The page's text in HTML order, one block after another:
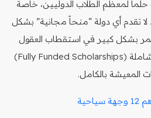
حلماً لمعظم الطلاب الدوليين، خاصة
لا تقدم أي دولة “منحاً مجانية” بشكل
بشكل كبير في استقطاب العقول
المتميزة عبر برامج تمويلية شاملة (Fully Funded Scholarships)
المعيشة بالكامل.